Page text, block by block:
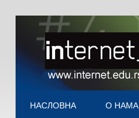
НАСЛОВНА О НАМА